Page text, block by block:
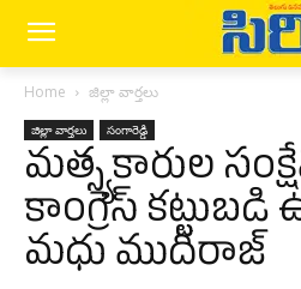
Home జిల్లా వార్త‌లు
జిల్లా వార్త‌లు సంగారెడ్డి
మత్స్యకారుల
కాంగ్రెస్ కట్టుబడి
మధు ముదిరాజ్